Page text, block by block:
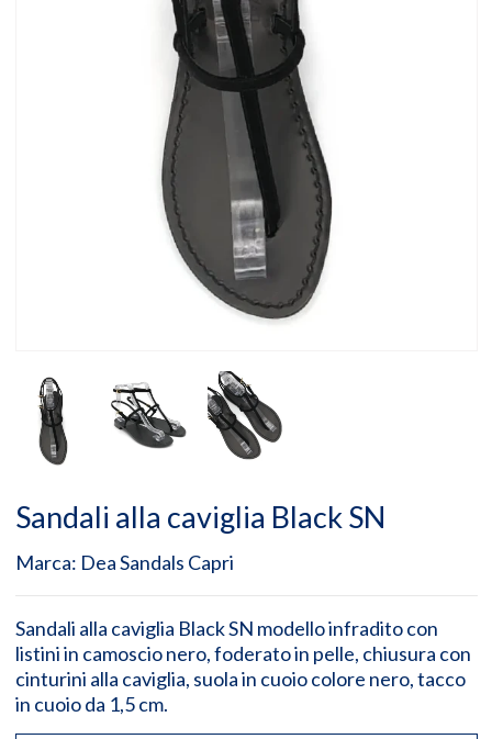
Sandali alla caviglia Black SN
Marca: Dea Sandals Capri
Sandali alla caviglia Black SN modello infradito con
listini in camoscio nero, foderato in pelle, chiusura con
cinturini alla caviglia, suola in cuoio colore nero, tacco
in cuoio da 1,5 cm.